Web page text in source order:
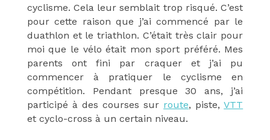
cyclisme. Cela leur semblait trop risqué. C’est
pour cette raison que j’ai commencé par le
duathlon et le triathlon. C’était très clair pour
moi que le vélo était mon sport préféré. Mes
parents ont fini par craquer et j’ai pu
commencer à pratiquer le cyclisme en
compétition. Pendant presque 30 ans, j’ai
participé à des courses sur route, piste,VTT
et cyclo-cross à un certain niveau.